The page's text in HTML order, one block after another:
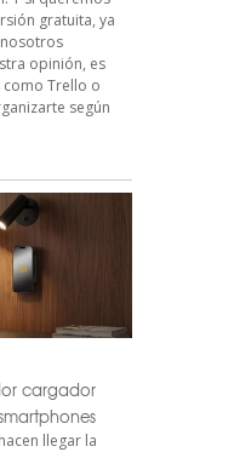
gratuita, ya
opinión, es
Trello o
según
cargador
llegar la